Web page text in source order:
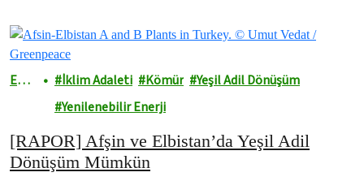
Ener
İklim Adaleti Kömür
Yeşil Adil Dönüşüm
Yenilenebilir Enerji
[RAPOR] Afşin ve Elbistan’da Yeşil Adil
Dönüşüm Mümkün